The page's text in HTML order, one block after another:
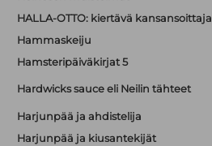
HALLA-OTTO: kiertävä kansansoittaja
Hammaskeiju
Hamsteripäiväkirjat 5
Hardwicks sauce eli Neilin tähteet
Harjunpää ja ahdistelija
Harjunpää ja kiusantekijät